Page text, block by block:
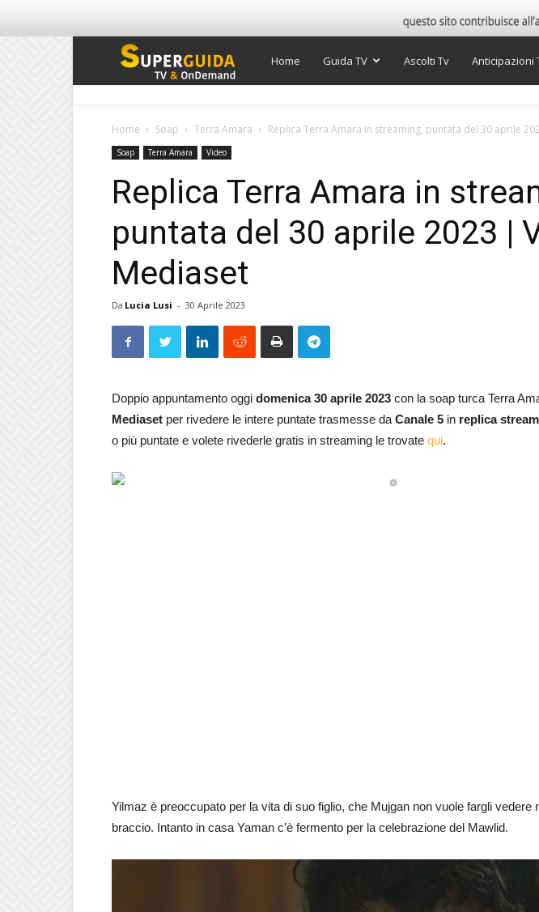
Super
Home Guida TV Ascolti Tv Anticipazioni
Home Soap Terra Amara Replica Terra Amara in streaming, puntata del 30 aprile
Soap Terra Amara Video
Replica Terra Amara in
puntata del 30 aprile 2023 |
Mediaset
Da Lucia Lusi - 30 Aprile 2023
Doppio appuntamento oggi domenica 30 aprile 2023 con la soap turca Terra
Mediaset per rivedere le intere puntate trasmesse da Canale 5 in replica
o più puntate e volete rivederle gratis in streaming le trovate qui.
Yilmaz è preoccupato per la vita di suo figlio, che Mujgan non vuole fargli vedere
braccio. Intanto in casa Yaman c’è fermento per la celebrazione del Mawlid.